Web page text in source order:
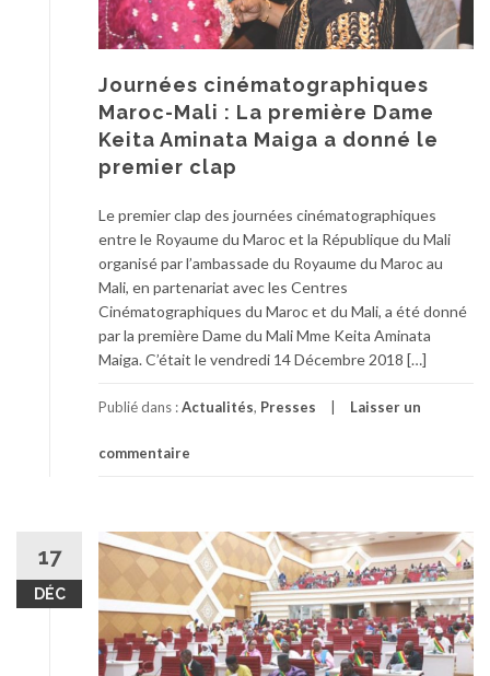
Journées cinématographiques
Maroc-Mali : La première Dame
Keita Aminata Maiga a donné le
premier clap
Le premier clap des journées cinématographiques
entre le Royaume du Maroc et la République du Mali
organisé par l’ambassade du Royaume du Maroc au
Mali, en partenariat avec les Centres
Cinématographiques du Maroc et du Mali, a été donné
par la première Dame du Mali Mme Keita Aminata
Maiga. C’était le vendredi 14 Décembre 2018 […]
Publié dans :Actualités, Presses Laisser un
commentaire
17
DÉC